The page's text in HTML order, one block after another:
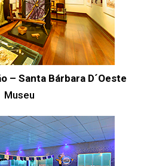
– Santa Bárbara D´Oeste
Museu